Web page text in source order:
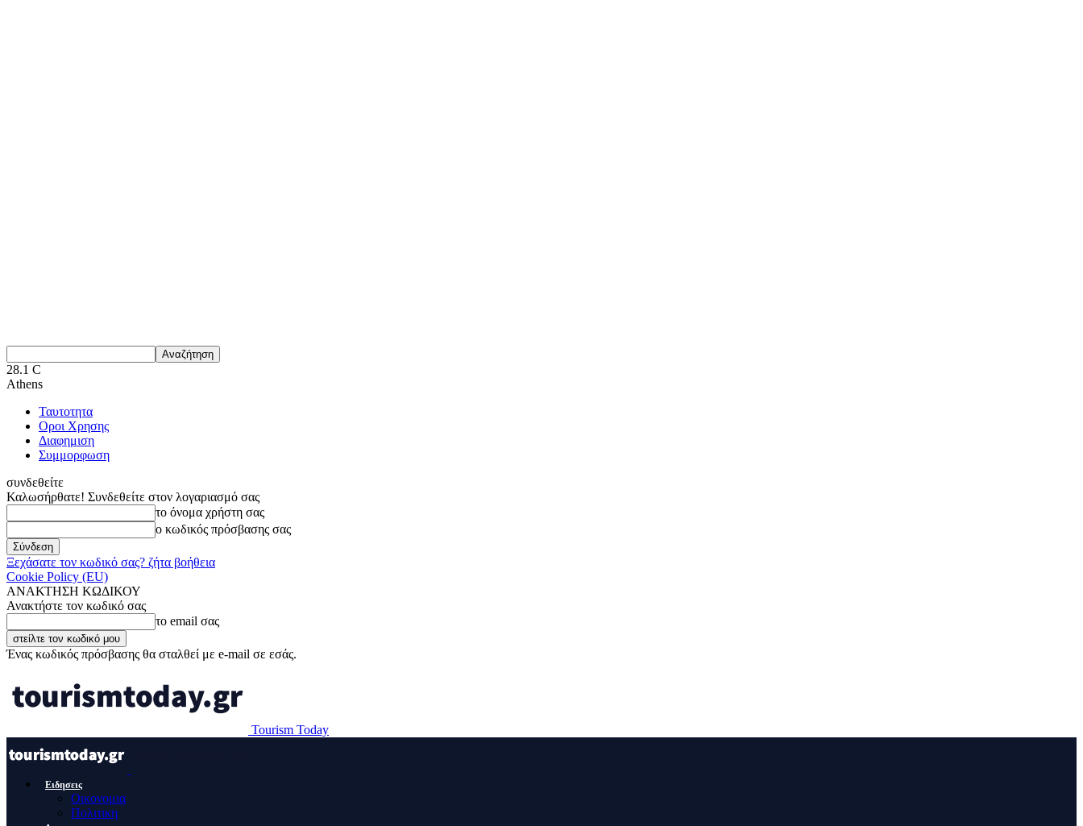
28.1 C
Athens
Ταυτοτητα
Οροι Χρησης
Διαφημιση
Συμμορφωση
συνδεθείτε
Καλωσήρθατε! Συνδεθείτε στον λογαριασμό σας
το όνομα χρήστη σας
ο κωδικός πρόσβασης σας
Ξεχάσατε τον κωδικό σας? ζήτα βοήθεια
Cookie Policy (EU)
ΑΝΑΚΤΗΣΗ ΚΩΔΙΚΟΥ
Ανακτήστε τον κωδικό σας
το email σας
Ένας κωδικός πρόσβασης θα σταλθεί με e-mail σε εσάς.
Tourism Today
Ειδησεις
Οικονομια
Πολιτικη